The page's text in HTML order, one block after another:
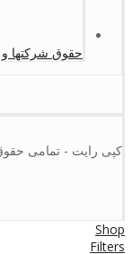
حقوق شرکتها
کپی رایت - تمامی
Shop
Filters